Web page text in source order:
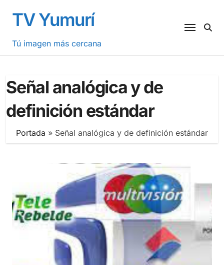
contenido
TV Yumurí
Tú imagen más cercana
Señal analógica y de
definición estándar
Portada » Señal analógica y de definición estándar